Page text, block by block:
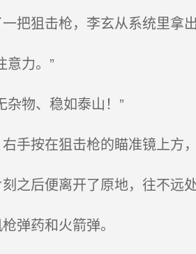
把狙击枪，李玄从系统里拿出
力。”
物、稳如泰山！”
手按在狙击枪的瞄准镜上方
之后便离开了原地，往不远
弹药和火箭弹。